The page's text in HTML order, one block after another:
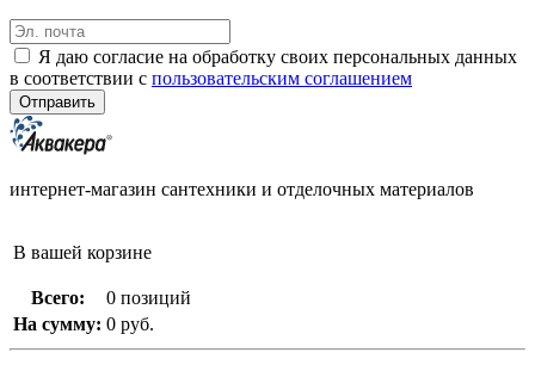
Я даю согласие на обработку своих персональных данных
в соответствии с пользовательским соглашением
интернет-магазин сантехники и отделочных материалов
В вашей корзине
Всего:
0 позиций
На сумму: 0 руб.